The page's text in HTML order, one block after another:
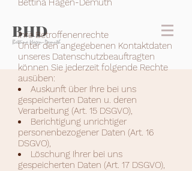
Bettina Hagen-Demuth
BHD
Bettina Hagen-Demuth
Ihre Betroffenenrechte
Unter den angegebenen Kontaktdaten
unseres Datenschutzbeauftragten
können Sie jederzeit folgende Rechte
ausüben:
Auskunft über Ihre bei uns
gespeicherten Daten u. deren
Verarbeitung (Art. 15 DSGVO),
Berichtigung unrichtiger
personenbezogener Daten (Art. 16
DSGVO),
Löschung Ihrer bei uns
gespeicherten Daten (Art. 17 DSGVO),